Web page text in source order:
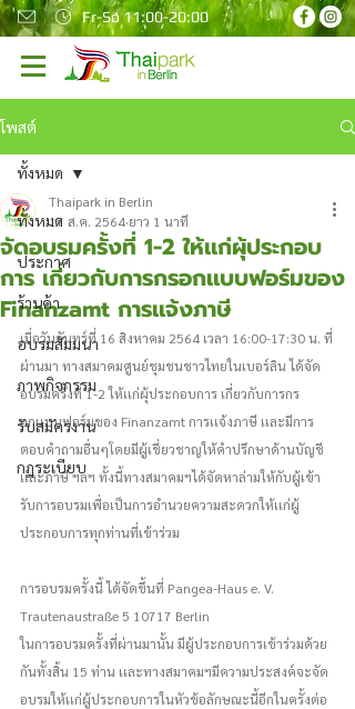
Fr-So 11:00-20:00
โพสต์
ทั้งหมด
ประกาศ
ร้านค้า
อบรมสัมมนา
ภาพกิจกรรม
รับสมัครงาน
กฎระเบียบ
ทั้งหมด
จัดอบรมครั้งที่ 1-2 ให้เเก่ผุ้ประกอบ
การ เกี่ยวกับการกรอกเเบบฟอร์มของ
Finanzamt การเเจ้งภาษี
Thaipark in Berlin
17 ส.ค. 2564 ยาว 1 นาที
เมื่อวันจันทร์ที่ 16 สิงหาคม 2564 เวลา 16:00-17:30 น. ที่
ผ่านมา ทางสมาคมศูนย์ชุมชนชาวไทยในเบอร์ลิน ได้จัด
อบรมครั้งที่ 1-2 ให้เเก่ผุ้ประกอบการ เกี่ยวกับการกร
อกเเบบฟอร์มของ Finanzamt การเเจ้งภาษี เเละมีการ
ตอบคำถามอื่นๆโดยมีผู้เชี่ยวชาญให้คำปรึกษาด้านบัญชี
เเละภาษี ฯลฯ ทั้งนี้ทางสมาคมฯได้จัดหาล่ามให้กับผู้เข้า
รับการอบรมเพื่อเป็นการอำนวยความสะดวกให้เเก่ผู้
ประกอบการทุกท่านที่เข้าร่วม
การอบรมครั้งนี้ ได้จัดขึ้นที่ Pangea-Haus e. V.
Trautenaustraße 5 10717 Berlin
ในการอบรมครั้งที่ผ่านมานั้น มีผู้ประกอบการเข้าร่วมด้วย
กันทั้งสิ้น 15 ท่าน เเละทางสมาคมฯมีความประสงค์จะจัด
อบรมให้เเก่ผู้ประกอบการในหัวข้อลักษณะนี้อีกในครั้งต่อ